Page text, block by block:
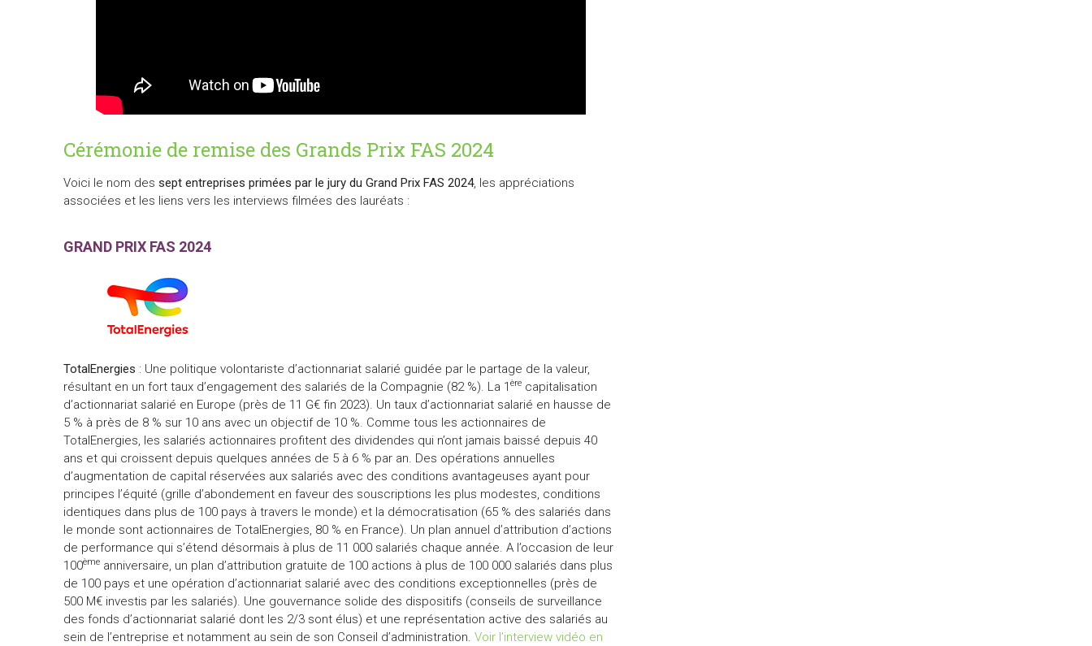
Cérémonie de remise des Grands Prix FAS 2024
Voici le nom dessept entreprises primées par le jury du Grand Prix FAS 2024, les appréciations
associées et les liens vers les interviews filmées des lauréats :
GRAND PRIX FAS 2024
TotalEnergies : Une politique volontariste d’actionnariat salarié guidée par le partage de la valeur,
résultant en un fort taux d’engagement des salariés de la Compagnie (82 %). La 1ère capitalisation
d’actionnariat salarié en Europe (près de 11 G€ fin 2023). Un taux d’actionnariat salarié en hausse de
5 % à près de 8 % sur 10 ans avec un objectif de 10 %. Comme tous les actionnaires de
TotalEnergies, les salariés actionnaires profitent des dividendes qui n’ont jamais baissé depuis 40
ans et qui croissent depuis quelques années de 5 à 6 % par an. Des opérations annuelles
d’augmentation de capital réservées aux salariés avec des conditions avantageuses ayant pour
principes l’équité (grille d’abondement en faveur des souscriptions les plus modestes, conditions
identiques dans plus de 100 pays à travers le monde) et la démocratisation (65 % des salariés dans
le monde sont actionnaires de TotalEnergies, 80 % en France). Un plan annuel d’attribution d’actions
de performance qui s’étend désormais à plus de 11 000 salariés chaque année. A l’occasion de leur
100ème anniversaire, un plan d’attribution gratuite de 100 actions à plus de 100 000 salariés dans plus
de 100 pays et une opération d’actionnariat salarié avec des conditions exceptionnelles (près de
500 M€ investis par les salariés). Une gouvernance solide des dispositifs (conseils de surveillance
des fonds d’actionnariat salarié dont les 2/3 sont élus) et une représentation active des salariés au
sein de l’entreprise et notamment au sein de son Conseil d’administration.Voir l’interview vidéo en